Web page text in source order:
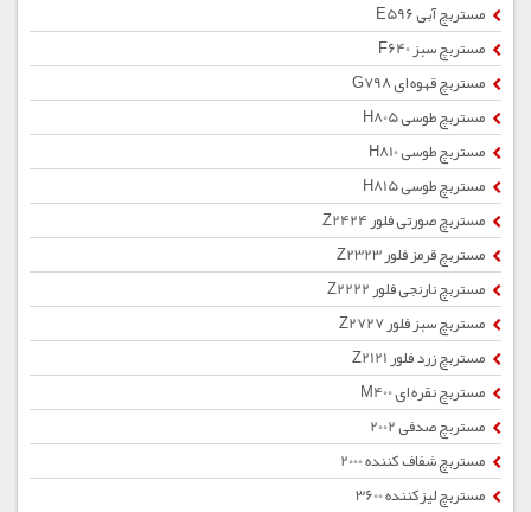
مستربچ آبی E596
مستربچ سبز F640
مستربچ قهوه ای G798
مستربچ طوسی H805
مستربچ طوسی H810
مستربچ طوسی H815
مستربچ صورتی فلور Z2424
مستربچ قرمز فلور Z2323
مستربچ نارنجی فلور Z2222
مستربچ سبز فلور Z2727
مستربچ زرد فلور Z2121
مستربچ نقره ای M400
مستربچ صدفی 2002
مستربچ شفاف کننده 2000
مستربچ لیزکننده 3600